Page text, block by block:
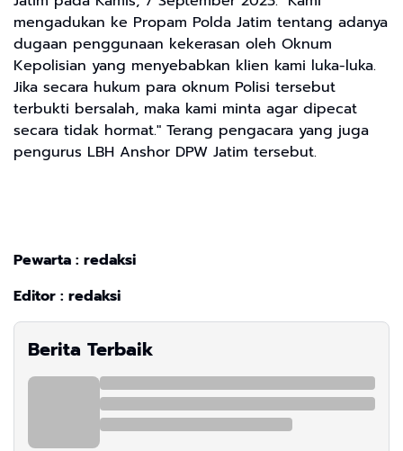
mengadukan ke Propam Polda Jatim tentang adanya
dugaan penggunaan kekerasan oleh Oknum
Kepolisian yang menyebabkan klien kami luka-luka.
Jika secara hukum para oknum Polisi tersebut
terbukti bersalah, maka kami minta agar dipecat
secara tidak hormat." Terang pengacara yang juga
pengurus LBH Anshor DPW Jatim tersebut.
Pewarta : redaksi
Editor : redaksi
Berita Terbaik